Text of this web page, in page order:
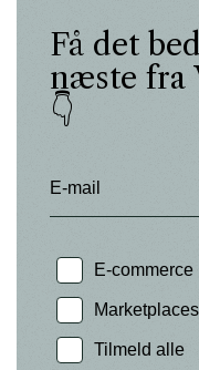
Få det
næste fra
👇
E-mail
E-commerce
Tilmeld alle